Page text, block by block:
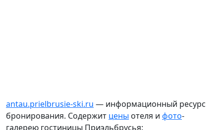
antau.prielbrusie-ski.ru — информационный ресурс
бронирования. Содержит цены отеля и фото-
галерею гостиницы Приэльбрусья: